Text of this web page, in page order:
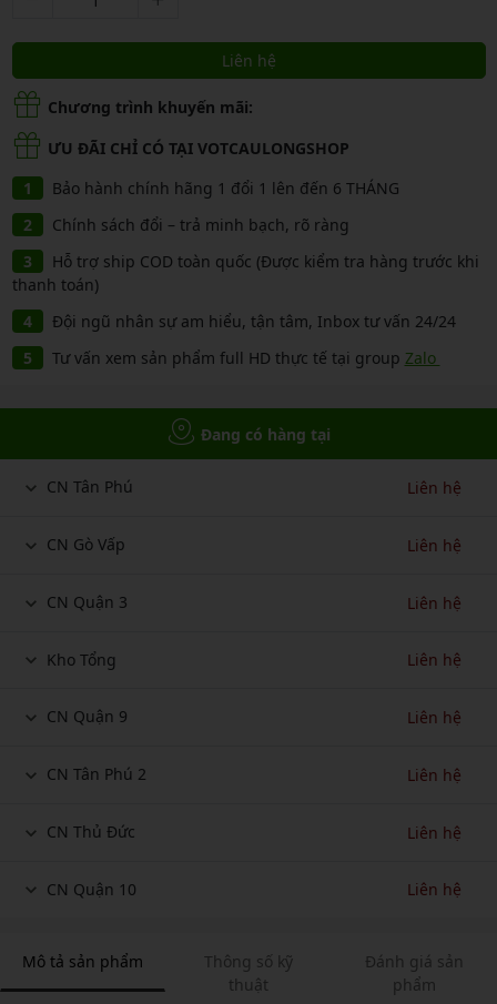
Liên hệ
Chương trình khuyến mãi:
ƯU ĐÃI CHỈ CÓ TẠI VOTCAULONGSHOP
Bảo hành chính hãng 1 đổi 1 lên đến 6 THÁNG
Chính sách đổi – trả minh bạch, rõ ràng
Hỗ trợ ship COD toàn quốc (Được kiểm tra hàng trước khi
thanh toán)
Đội ngũ nhân sự am hiểu, tận tâm, Inbox tư vấn 24/24
Tư vấn xem sản phẩm full HD thực tế tại group Zalo
Đang có hàng tại
CN Tân Phú Liên hệ
CN Gò Vấp Liên hệ
CN Quận 3 Liên hệ
Kho Tổng Liên hệ
CN Quận 9 Liên hệ
CN Tân Phú 2 Liên hệ
CN Thủ Đức Liên hệ
CN Quận 10 Liên hệ
Mô tả sản phẩm
Thông số kỹ
thuật
Đánh giá sản
phẩm